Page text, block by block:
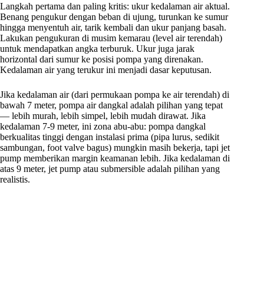
Langkah pertama dan paling kritis: ukur kedalaman air aktual.
Benang pengukur dengan beban di ujung, turunkan ke sumur
hingga menyentuh air, tarik kembali dan ukur panjang basah.
Lakukan pengukuran di musim kemarau (level air terendah)
untuk mendapatkan angka terburuk. Ukur juga jarak
horizontal dari sumur ke posisi pompa yang direnakan.
Kedalaman air yang terukur ini menjadi dasar keputusan.
Jika kedalaman air (dari permukaan pompa ke air terendah) di
bawah 7 meter, pompa air dangkal adalah pilihan yang tepat
— lebih murah, lebih simpel, lebih mudah dirawat. Jika
kedalaman 7-9 meter, ini zona abu-abu: pompa dangkal
berkualitas tinggi dengan instalasi prima (pipa lurus, sedikit
sambungan, foot valve bagus) mungkin masih bekerja, tapi jet
pump memberikan margin keamanan lebih. Jika kedalaman di
atas 9 meter, jet pump atau submersible adalah pilihan yang
realistis.